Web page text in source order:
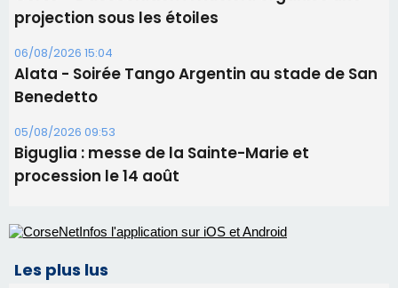
projection sous les étoiles
06/08/2026 15:04
Alata - Soirée Tango Argentin au stade de San
Benedetto
05/08/2026 09:53
Biguglia : messe de la Sainte-Marie et
procession le 14 août
Les plus lus